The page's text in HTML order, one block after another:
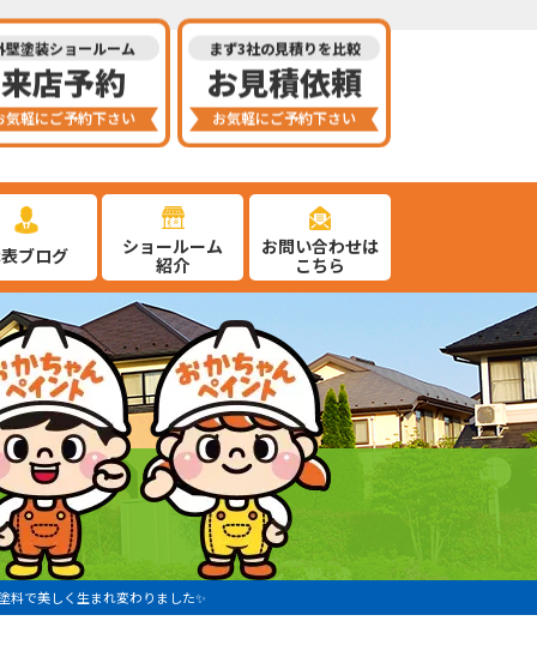
壁塗装ショールーム
来店予約
気軽にご予約下さい
まず3社の見積りを比較
お見積依頼
お気軽にご予約下さい
ブログ
ショールーム
紹介
お問い合わせは
こちら
料で美しく生まれ変わりました✨